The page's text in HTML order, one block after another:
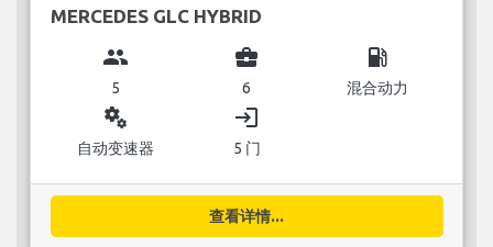
MERCEDES GLC HYBRID
group
5
business_center
6
local_gas_station
混合动力
miscellaneous_services
自动变速器
login
5 门
查看详情...